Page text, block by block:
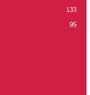
133
95